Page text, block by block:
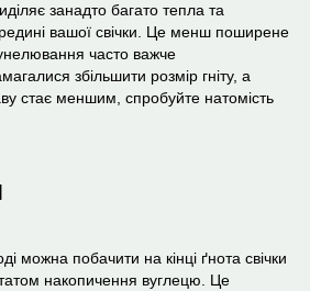
занадто багато тепла та
вашої свічки. Це менш поширене
часто важче
збільшити розмір гніту, а
стає меншим, спробуйте натомість
можна побачити на кінці ґнота свічки
накопичення вуглецю. Це